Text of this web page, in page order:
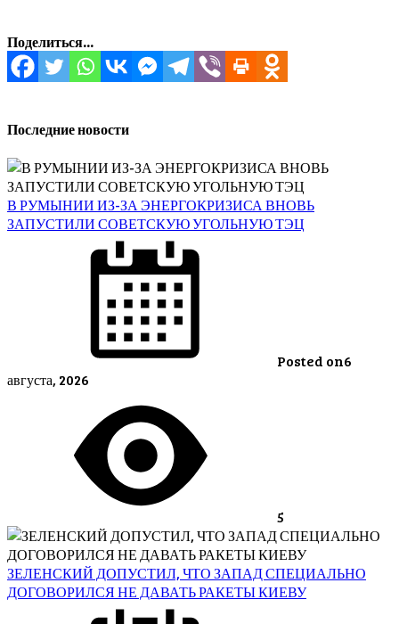
Поделиться...
Последние новости
В РУМЫНИИ ИЗ-ЗА ЭНЕРГОКРИЗИСА ВНОВЬ
ЗАПУСТИЛИ СОВЕТСКУЮ УГОЛЬНУЮ ТЭЦ
Posted on6
августа, 2026
5
ЗЕЛЕНСКИЙ ДОПУСТИЛ, ЧТО ЗАПАД СПЕЦИАЛЬНО
ДОГОВОРИЛСЯ НЕ ДАВАТЬ РАКЕТЫ КИЕВУ